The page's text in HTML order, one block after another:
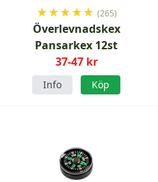
★★★★★ (265)
Överlevnadskex
Pansarkex 12st
37-47 kr
Info Köp